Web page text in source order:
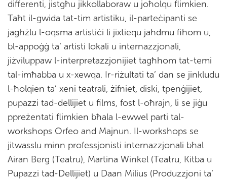
differenti, jistgħu jikkollaboraw u joħolqu flimkien.
Taħt il-gwida tat-tim artistiku, il-parteċipanti se
jagħżlu l-oqsma artistiċi li jixtiequ jaħdmu fihom u,
bl-appoġġ ta’ artisti lokali u internazzjonali,
jiżviluppaw l-interpretazzjonijiet tagħhom tat-temi
tal-imħabba u x-xewqa. Ir-riżultati ta’ dan se jinkludu
l-ħolqien ta’ xeni teatrali, żifniet, diski, tpenġijiet,
pupazzi tad-dellijiet u films, fost l-oħrajn, li se jiġu
ppreżentati flimkien bħala l-ewwel parti tal-
workshops Orfeo and Majnun. Il-workshops se
jitwasslu minn professjonisti internazzjonali bħal
Airan Berg (Teatru), Martina Winkel (Teatru, Kitba u
Pupazzi tad-Dellijiet) u Daan Milius (Produzzjoni ta’